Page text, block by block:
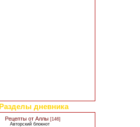
Разделы дневника
Рецепты от Аллы [146]
Авторский блокнот